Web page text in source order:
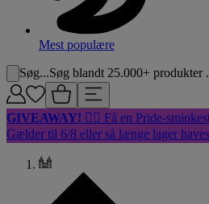
Mest populære
Søg...Søg blandt 25.000+ produkter
GIVEAWAY! 🏳️‍🌈 Få en Pride-
Gælder til 6/8 eller så længe lager